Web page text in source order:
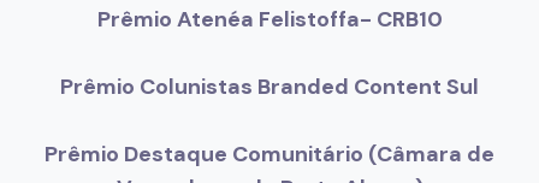
Prêmio Atenéa Felistoffa- CRB10
Prêmio Colunistas Branded Content Sul
Prêmio Destaque Comunitário (Câmara de